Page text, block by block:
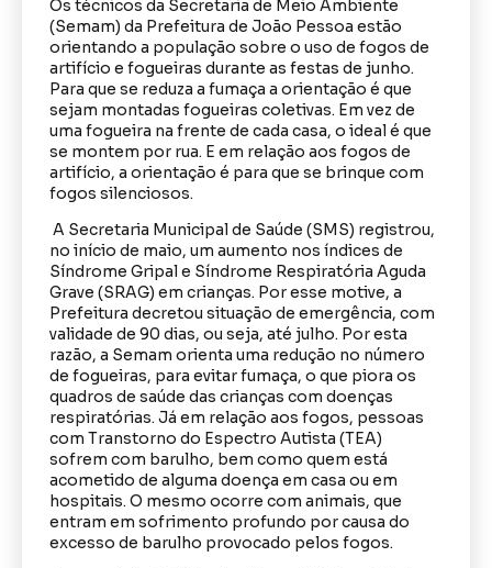
Os técnicos da Secretaria de Meio Ambiente
(Semam) da Prefeitura de João Pessoa estão
orientando a população sobre o uso de fogos de
artifício e fogueiras durante as festas de junho.
Para que se reduza a fumaça a orientação é que
sejam montadas fogueiras coletivas. Em vez de
uma fogueira na frente de cada casa, o ideal é que
se montem por rua. E em relação aos fogos de
artifício, a orientação é para que se brinque com
fogos silenciosos.
A Secretaria Municipal de Saúde (SMS) registrou,
no início de maio, um aumento nos índices de
Síndrome Gripal e Síndrome Respiratória Aguda
Grave (SRAG) em crianças. Por esse motive, a
Prefeitura decretou situação de emergência, com
validade de 90 dias, ou seja, até julho. Por esta
razão, a Semam orienta uma redução no número
de fogueiras, para evitar fumaça, o que piora os
quadros de saúde das crianças com doenças
respiratórias. Já em relação aos fogos, pessoas
com Transtorno do Espectro Autista (TEA)
sofrem com barulho, bem como quem está
acometido de alguma doença em casa ou em
hospitais. O mesmo ocorre com animais, que
entram em sofrimento profundo por causa do
excesso de barulho provocado pelos fogos.